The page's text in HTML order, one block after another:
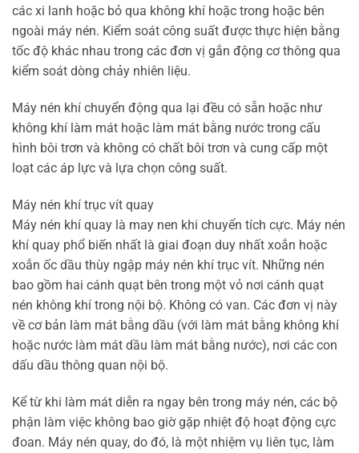
các xi lanh hoặc bỏ qua không khí hoặc trong hoặc bên
ngoài máy nén. Kiểm soát công suất được thực hiện bằng
tốc độ khác nhau trong các đơn vị gắn động cơ thông qua
kiểm soát dòng chảy nhiên liệu.
Máy nén khí chuyển động qua lại đều có sẵn hoặc như
không khí làm mát hoặc làm mát bằng nước trong cấu
hình bôi trơn và không có chất bôi trơn và cung cấp một
loạt các áp lực và lựa chọn công suất.
Máy nén khí trục vít quay
Máy nén khí quay là may nen khi chuyển tích cực. Máy nén
khí quay phổ biến nhất là giai đoạn duy nhất xoắn hoặc
xoắn ốc dầu thùy ngập máy nén khí trục vít. Những nén
bao gồm hai cánh quạt bên trong một vỏ nơi cánh quạt
nén không khí trong nội bộ. Không có van. Các đơn vị này
về cơ bản làm mát bằng dầu (với làm mát bằng không khí
hoặc nước làm mát dầu làm mát bằng nước), nơi các con
dấu dầu thông quan nội bộ.
Kể từ khi làm mát diễn ra ngay bên trong máy nén, các bộ
phận làm việc không bao giờ gặp nhiệt độ hoạt động cực
đoan. Máy nén quay, do đó, là một nhiệm vụ liên tục, làm